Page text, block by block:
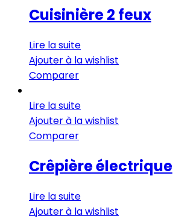
Cuisinière 2 feux
Lire la suite
Ajouter à la wishlist
Comparer
Lire la suite
Ajouter à la wishlist
Comparer
Crêpière électrique
Lire la suite
Ajouter à la wishlist